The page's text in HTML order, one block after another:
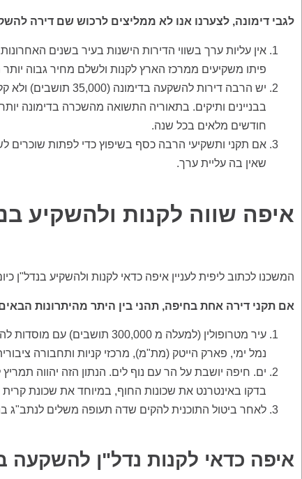
לגבי דימונה, לצערנו אנו לא ממליצים לרכוש שם דירה
אין עליות ערך בשווי הדירות הישנות בעיר בשנים
פיתו משקיעים ממרכז הארץ לקנות ולשלם מחיר גבוה
יש הרבה דירות
חודשים מלאים בכל שנה.
אם תקני ותשקיעי הרבה כסף בשיפוץ כדי לפתות
שאין בה עליית ערך.
איפה שווה לקנות ולהשקיע בנדל"ן
המשכנו לכתוב ליפית לעניין איפה כדאי לקנות ולהשקיע בנדל"ן
אם תקני דירה אחת בחיפה, תהני בין היתר מהיתרונות
עיר מטרופולין (למעלה מ
נמל ימי, פארק הייטק (מת"מ), מרכזי קניות ותחבורה
ים. חיפה יושבת על הר עם נוף לים. הנתון הזה יהווה תמריץ
בדקו באינטרנט את שכונות החוף, במיוחד את שכונת
לאחר ביטול התוכנית להקים שדה תעופה משלים לנתב"ג
איפה כדאי לקנות נדל"ן להשקעה ב